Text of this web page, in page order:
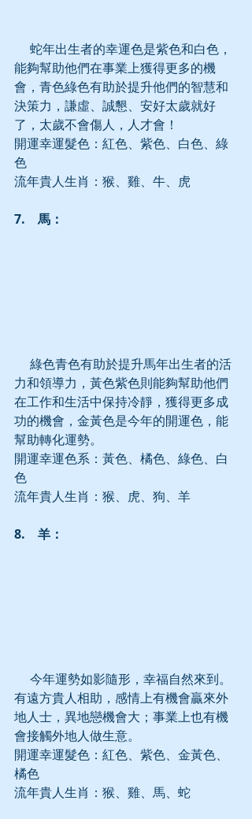
能夠幫助他們在事業上獲得更多的機
會，青色綠色有助於提升他們的智慧和
決策力，謙虛、誠懇、安好太歲就好
了，太歲不會傷人，人才會！
開運幸運髮色：紅色、紫色、白色、綠
色
流年貴人生肖：猴、雞、牛、虎
7.　馬：
力和領導力，黃色紫色則能夠幫助他們
在工作和生活中保持冷靜，獲得更多成
功的機會，金黃色是今年的開運色，能
幫助轉化運勢。
開運幸運色系：黃色、橘色、綠色、白
色
流年貴人生肖：猴、虎、狗、羊
8.　羊：
有遠方貴人相助，感情上有機會贏來外
地人士，異地戀機會大；事業上也有機
會接觸外地人做生意。
開運幸運髮色：紅色、紫色、金黃色、
橘色
流年貴人生肖：猴、雞、馬、蛇